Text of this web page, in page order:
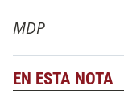
MDP
EN ESTA NOTA